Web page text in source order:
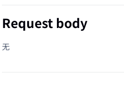
Request body
无